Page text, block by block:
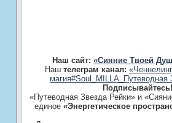
Наш сайт: «Сияние Твоей
Наш телеграм канал:
магия#Soul_MILLA_Путеводная
Подписывайтесь!
«Путеводная Звезда Рейки» и
единое «Энергетическое